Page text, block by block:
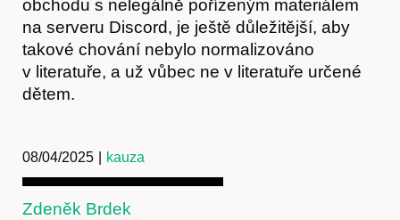
obchodu s nelegálně pořízeným materiálem
na serveru Discord, je ještě důležitější, aby
takové chování nebylo normalizováno
v literatuře, a už vůbec ne v literatuře určené
dětem.
08/04/2025 kauza
Zdeněk Brdek